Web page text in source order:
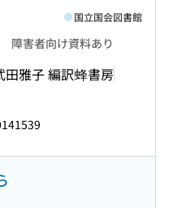
障害者向け資料あり
田雅子 編訳蜂書房
国立国会図書館